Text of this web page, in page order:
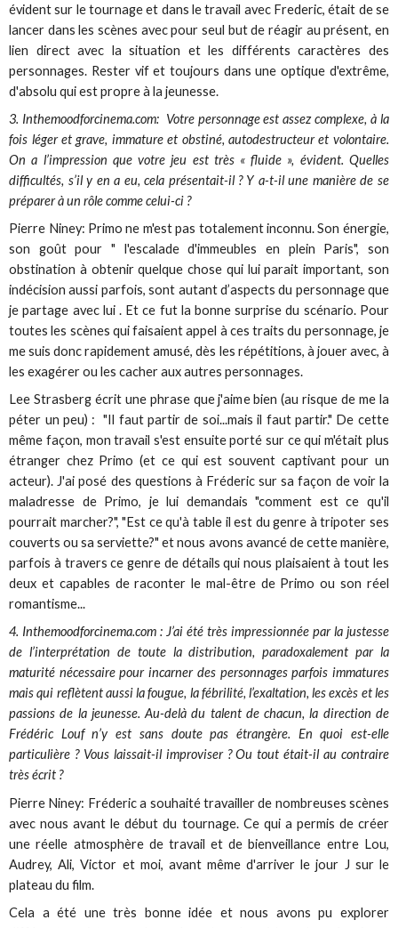
évident sur le tournage et dans le travail avec Frederic, était de se
lancer dans les scènes avec pour seul but de réagir au présent, en
lien direct avec la situation et les différents caractères des
personnages. Rester vif et toujours dans une optique d'extrême,
d'absolu qui est propre à la jeunesse.
3. Inthemoodforcinema.com: Votre personnage est assez complexe, à la
fois léger et grave, immature et obstiné, autodestructeur et volontaire.
On a l’impression que votre jeu est très « fluide », évident. Quelles
difficultés, s’il y en a eu, cela présentait-il ? Y a-t-il une manière de se
préparer à un rôle comme celui-ci ?
Pierre Niney: Primo ne m'est pas totalement inconnu. Son énergie,
son goût pour " l'escalade d'immeubles en plein Paris", son
obstination à obtenir quelque chose qui lui parait important, son
indécision aussi parfois, sont autant d’aspects du personnage que
je partage avec lui . Et ce fut la bonne surprise du scénario. Pour
toutes les scènes qui faisaient appel à ces traits du personnage, je
me suis donc rapidement amusé, dès les répétitions, à jouer avec, à
les exagérer ou les cacher aux autres personnages.
Lee Strasberg écrit une phrase que j'aime bien (au risque de me la
péter un peu) : "Il faut partir de soi...mais il faut partir." De cette
même façon, mon travail s'est ensuite porté sur ce qui m'était plus
étranger chez Primo (et ce qui est souvent captivant pour un
acteur). J'ai posé des questions à Fréderic sur sa façon de voir la
maladresse de Primo, je lui demandais "comment est ce qu'il
pourrait marcher?", "Est ce qu'à table il est du genre à tripoter ses
couverts ou sa serviette?" et nous avons avancé de cette manière,
parfois à travers ce genre de détails qui nous plaisaient à tout les
deux et capables de raconter le mal-être de Primo ou son réel
romantisme...
4. Inthemoodforcinema.com : J’ai été très impressionnée par la justesse
de l’interprétation de toute la distribution, paradoxalement par la
maturité nécessaire pour incarner des personnages parfois immatures
mais qui reflètent aussi la fougue, la fébrilité, l’exaltation, les excès et les
passions de la jeunesse. Au-delà du talent de chacun, la direction de
Frédéric Louf n’y est sans doute pas étrangère. En quoi est-elle
particulière ? Vous laissait-il improviser ? Ou tout était-il au contraire
très écrit ?
Pierre Niney: Fréderic a souhaité travailler de nombreuses scènes
avec nous avant le début du tournage. Ce qui a permis de créer
une réelle atmosphère de travail et de bienveillance entre Lou,
Audrey, Ali, Victor et moi, avant même d'arriver le jour J sur le
plateau du film.
Cela a été une très bonne idée et nous avons pu explorer